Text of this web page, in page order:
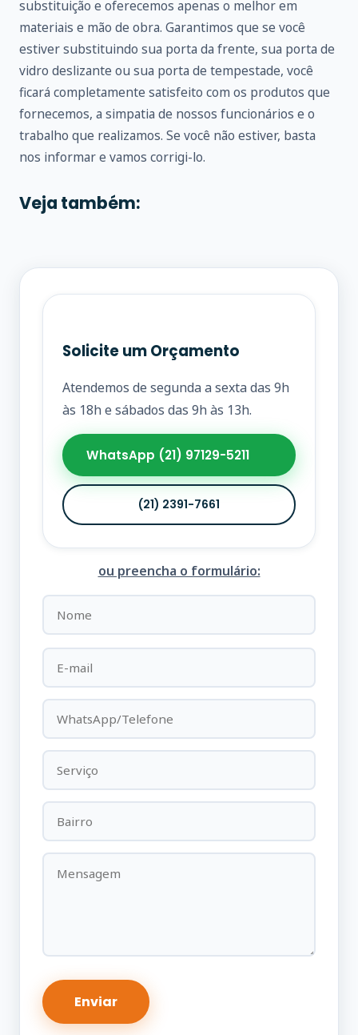
substituição e oferecemos apenas o melhor em
materiais e mão de obra. Garantimos que se você
estiver substituindo sua porta da frente, sua porta de
vidro deslizante ou sua porta de tempestade, você
ficará completamente satisfeito com os produtos que
fornecemos, a simpatia de nossos funcionários e o
trabalho que realizamos. Se você não estiver, basta
nos informar e vamos corrigi-lo.
Veja também:
Solicite um Orçamento
Atendemos de segunda a sexta das 9h
às 18h e sábados das 9h às 13h.
WhatsApp (21) 97129-5211
(21) 2391-7661
ou preencha o formulário: